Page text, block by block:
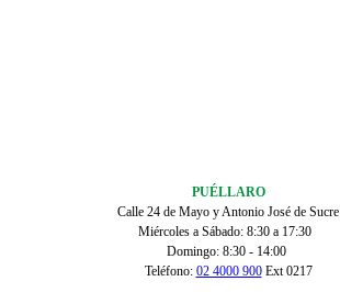
PUÉLLARO
Calle 24 de Mayo y Antonio José de Sucre
Miércoles a Sábado: 8:30 a 17:30
Domingo: 8:30 - 14:00
Teléfono: 02 4000 900Ext 0217